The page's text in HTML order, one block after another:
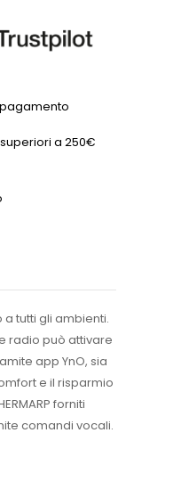
a 250€
tutti gli ambienti.
radio può attivare
app YnO, sia
e il risparmio
forniti
comandi vocali.